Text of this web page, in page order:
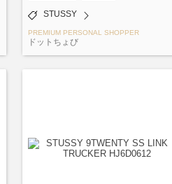
STUSSY
PREMIUM PERSONAL SHOPPER
ドットちょび